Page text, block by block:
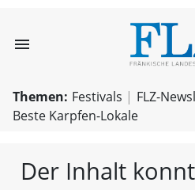
menu
Themen: Festivals
FLZ-
Beste Karpfen-Lokale
Der Inhalt